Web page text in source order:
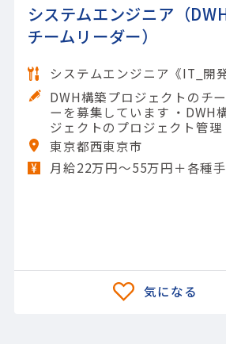
システムエンジニア（
チームリーダー）
システムエンジニア《IT_開発
DWH構築プロジェクトのチ
ーを募集しています ・DWH
ジェクトのプロジェクト管理
ーの取りまとめ ・顧客との打
当製品】(システム開発)通信
テム 【使用ツール】PL/?; そ
東京都西東京市
月給22万円〜55万円＋各種